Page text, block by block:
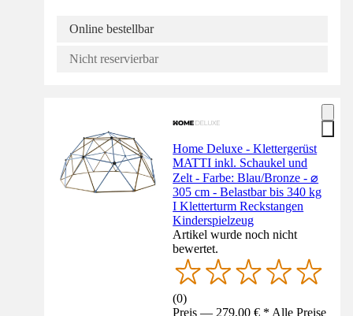
Online bestellbar
Nicht reservierbar
Home Deluxe - Klettergerüst
MATTI inkl. Schaukel und
Zelt - Farbe: Blau/Bronze - ⌀
305 cm - Belastbar bis 340 kg
I Kletterturm Reckstangen
Kinderspielzeug
Artikel wurde noch nicht
bewertet.
(0)
Preis — 279,00 € * Alle Preise